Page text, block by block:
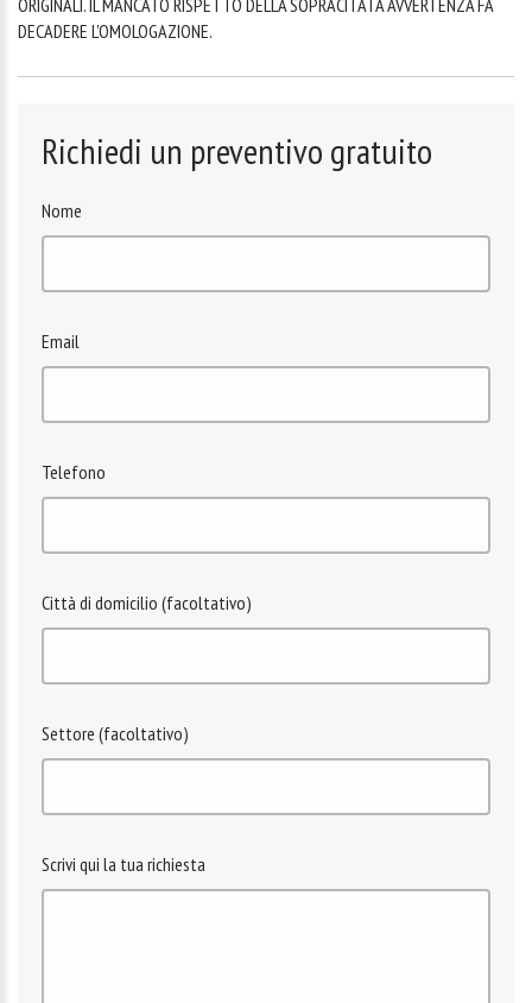
DECADERE L'OMOLOGAZIONE.
Richiedi un preventivo gratuito
Nome
Email
Telefono
Città di domicilio (facoltativo)
Settore (facoltativo)
Scrivi qui la tua richiesta